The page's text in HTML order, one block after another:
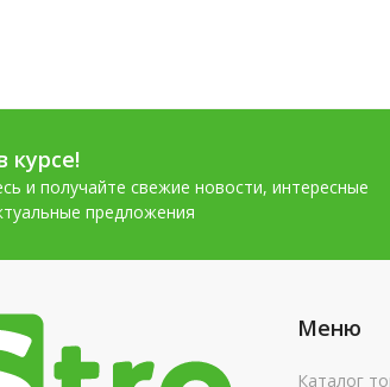
курсе!
и получайте свежие новости, интересные
предложения
Меню
Каталог